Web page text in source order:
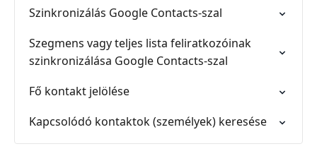
Szinkronizálás Google Contacts-szal
Szegmens vagy teljes lista feliratkozóinak
szinkronizálása Google Contacts-szal
Fő kontakt jelölése
Kapcsolódó kontaktok (személyek) keresése